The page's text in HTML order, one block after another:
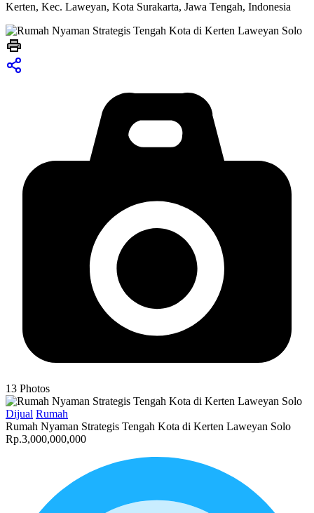
Kerten, Kec. Laweyan, Kota Surakarta, Jawa Tengah, Indonesia
13 Photos
Dijual Rumah
Rumah Nyaman Strategis Tengah Kota di Kerten Laweyan Solo
Rp.3,000,000,000